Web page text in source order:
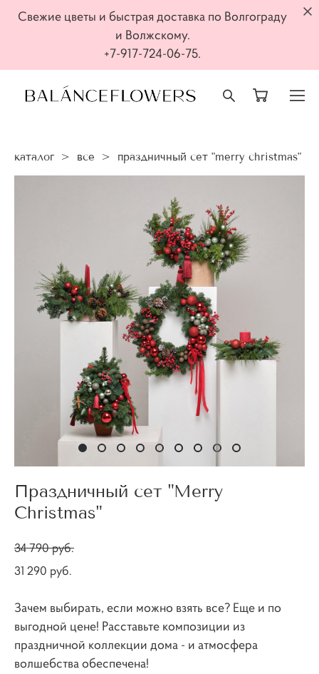
Свежие цветы и быстрая доставка по Волгограду
и Волжскому.
+7-917-724-06-75.
каталог > все > праздничный сет "merry christmas"
Праздничный сет "Merry
Christmas"
34 790 pуб.
31 290 pуб.
Зачем выбирать, если можно взять все? Еще и по
выгодной цене! Расставьте композиции из
праздничной коллекции дома - и атмосфера
волшебства обеспечена!